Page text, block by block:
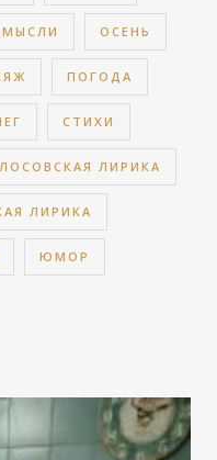
МЫСЛИ ОСЕНЬ
ПОГОДА
СТИХИ
ЛИРИКА
ЛИРИКА
ЮМОР